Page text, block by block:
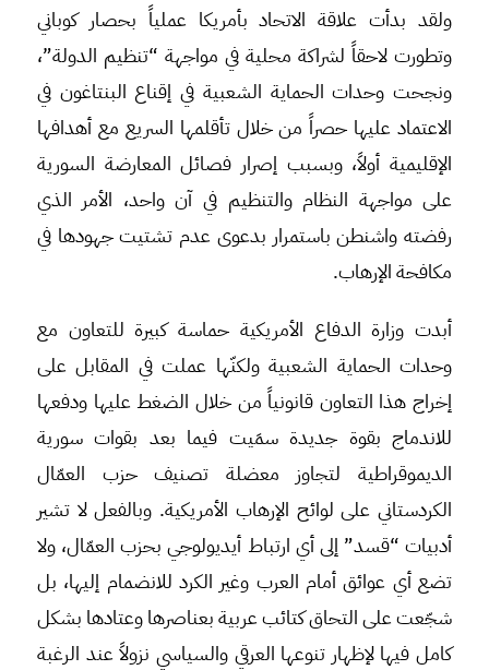
ولقد بدأت علاقة الاتحاد بأمريكا عملياً بحصار كوباني
وتطورت لاحقاً لشراكة محلية في مواجهة “تنظيم الدولة”،
ونجحت وحدات الحماية الشعبية في إقناع البنتاغون في
الاعتماد عليها حصراً من خلال تأقلمها السريع مع أهدافها
الإقليمية أولاً، وبسبب إصرار فصائل المعارضة السورية
على مواجهة النظام والتنظيم في آن واحد، الأمر الذي
رفضته واشنطن باستمرار بدعوى عدم تشتيت جهودها في
مكافحة الإرهاب.
أبدت وزارة الدفاع الأمريكية حماسة كبيرة للتعاون مع
وحدات الحماية الشعبية ولكنّها عملت في المقابل على
إخراج هذا التعاون قانونياً من خلال الضغط عليها ودفعها
للاندماج بقوة جديدة سمَيت فيما بعد بقوات سورية
الديموقراطية لتجاوز معضلة تصنيف حزب العمّال
الكردستاني على لوائح الإرهاب الأمريكية. وبالفعل لا تشير
أدبيات “قسد” إلى أي ارتباط أيديولوجي بحزب العمّال، ولا
تضع أي عوائق أمام العرب وغير الكرد للانضمام إليها، بل
شجّعت على التحاق كتائب عربية بعناصرها وعتادها بشكل
كامل فيها لإظهار تنوعها العرقي والسياسي نزولاً عند الرغبة